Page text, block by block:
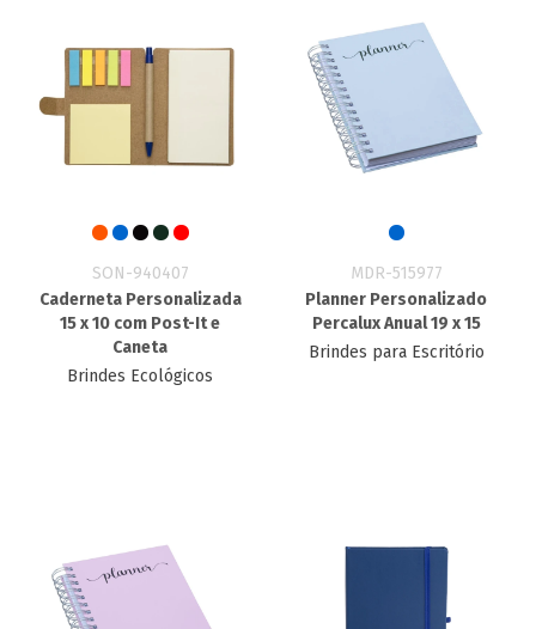
SON-940407
Caderneta Personalizada
15 x 10 com Post-It e
Caneta
Brindes Ecológicos
MDR-515977
Planner Personalizado
Percalux Anual 19 x 15
Brindes para Escritório